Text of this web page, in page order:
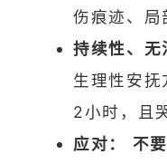
伤痕迹、局
持续性、无
生理性安抚
2小时，且
应对：
不